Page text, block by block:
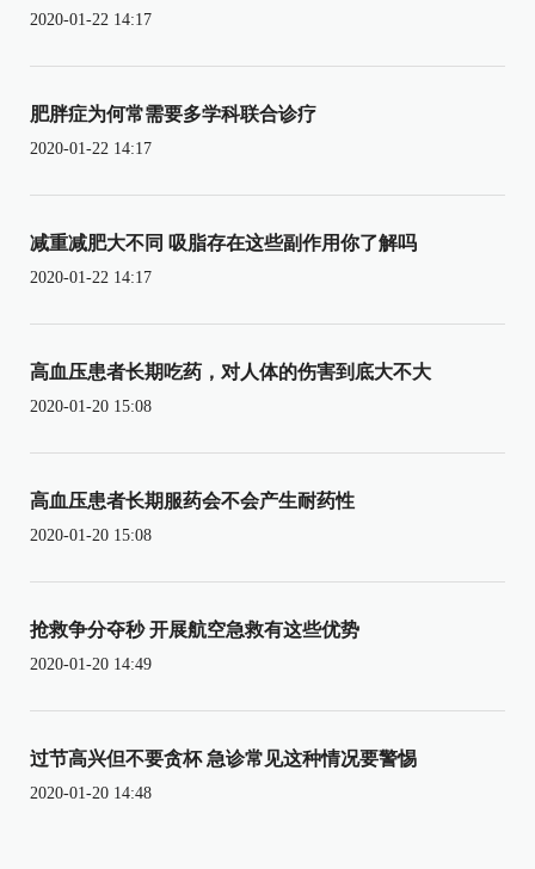
2020-01-22 14:17
肥胖症为何常需要多学科联合诊疗
2020-01-22 14:17
减重减肥大不同 吸脂存在这些副作用你了解吗
2020-01-22 14:17
高血压患者长期吃药，对人体的伤害到底大不大
2020-01-20 15:08
高血压患者长期服药会不会产生耐药性
2020-01-20 15:08
抢救争分夺秒 开展航空急救有这些优势
2020-01-20 14:49
过节高兴但不要贪杯 急诊常见这种情况要警惕
2020-01-20 14:48